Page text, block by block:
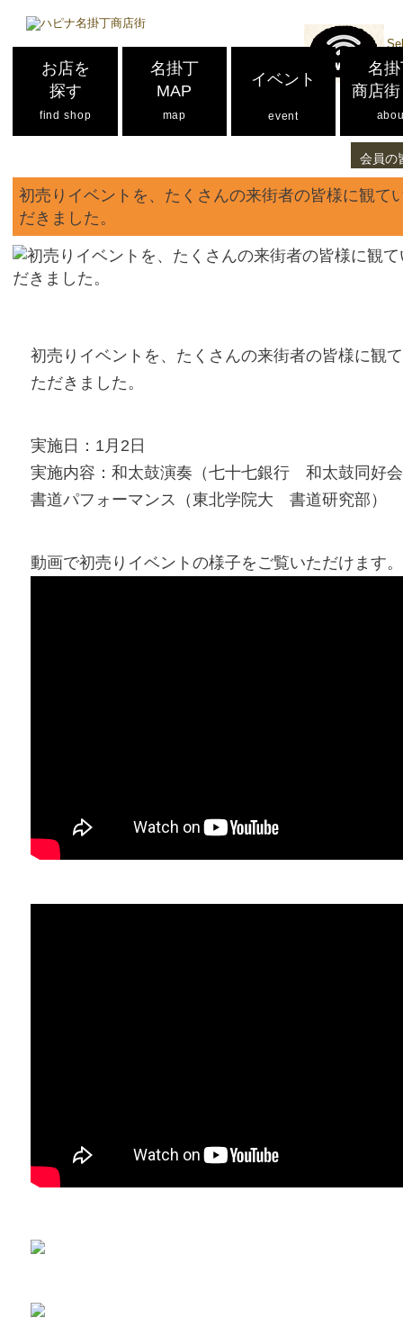
お店を
探す
find shop
名掛丁
MAP
map
イベント
event
名
商店
会員の
初売りイベントを、たくさんの来街者の皆様に観て
だきました。
初売りイベントを、たくさんの来街者の皆様に観
ただきました。
実施日：1月2日
実施内容：和太鼓演奏（七十七銀行 和太鼓同好
書道パフォーマンス（東北学院大 書道研究部）
動画で初売りイベントの様子をご覧いただけます。